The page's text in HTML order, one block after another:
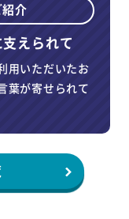
介
支えられて
用いただいたお
葉が寄せられて